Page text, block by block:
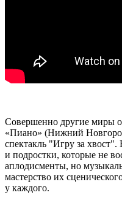
Совершенно другие миры
«Пиано» (Нижний
спектакль "Игру за
и подростки, которые не
аплодисменты, но
мастерство их
у каждого.